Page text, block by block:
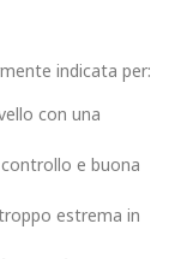
indicata per:
con una
e buona
estrema in